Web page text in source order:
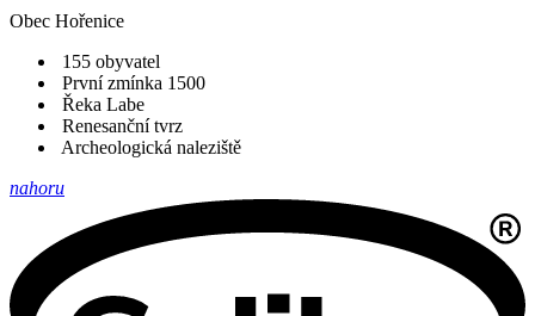
Obec Hořenice
155 obyvatel
První zmínka 1500
Řeka Labe
Renesanční tvrz
Archeologická naleziště
nahoru